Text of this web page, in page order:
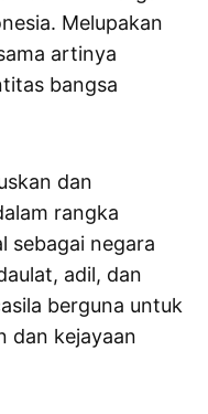
Melupakan
artinya
bangsa
dan
rangka
sebagai negara
adil, dan
berguna untuk
dan kejayaan